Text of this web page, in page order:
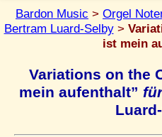
Bardon Music > Orgel
Bertram Luard-Selby>
ist mein
Variations on the
mein aufenthalt”